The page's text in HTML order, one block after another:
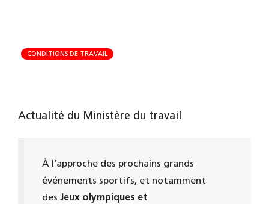
CONDITIONS DE TRAVAIL
Actualité du Ministère du travail
À l’approche des prochains grands
événements sportifs, et notamment
des Jeux olympiques et